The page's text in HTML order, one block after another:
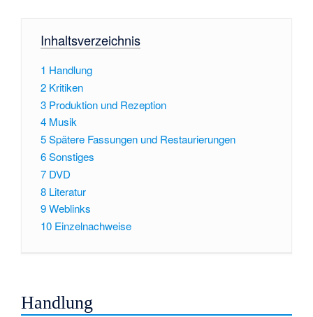
Inhaltsverzeichnis
1 Handlung
2 Kritiken
3 Produktion und Rezeption
4 Musik
5Spätere Fassungen und Restaurierungen
6Sonstiges
7 DVD
8 Literatur
9Weblinks
10 Einzelnachweise
Handlung